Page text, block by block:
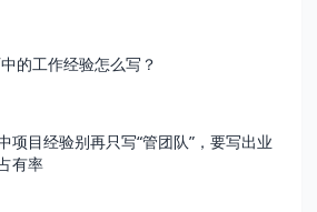
的工作经验怎么写？
项目经验别再只写“管团队”，要写出业
有率